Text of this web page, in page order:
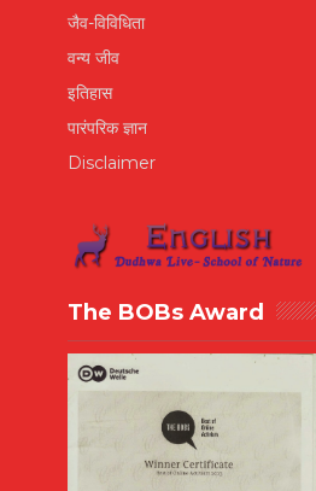
जैव-विविधिता
वन्य जीव
इतिहास
पारंपरिक ज्ञान
Disclaimer
The BOBs Award